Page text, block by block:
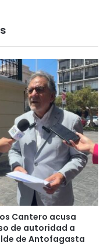
Cantero acusa
de autoridad a
de Antofagasta